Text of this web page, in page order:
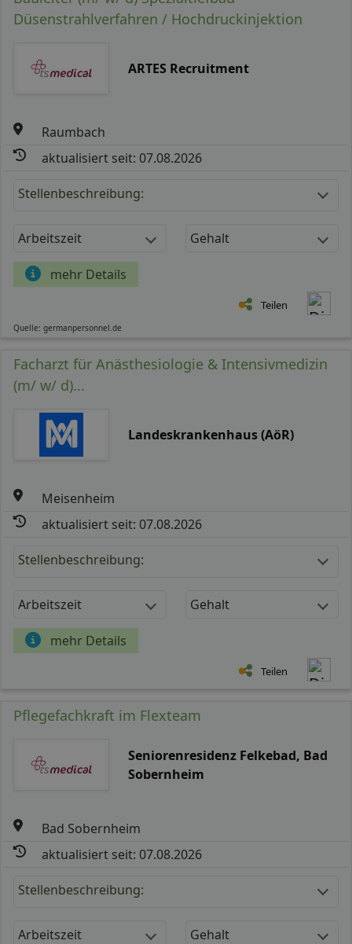
Düsenstrahlverfahren / Hochdruckinjektion
ARTES Recruitment
Raumbach
aktualisiert seit: 07.08.2026
Stellenbeschreibung:
Arbeitszeit Gehalt
mehr Details
Teilen
Quelle: germanpersonnel.de
Facharzt für Anästhesiologie & Intensivmedizin
(m/ w/ d)...
Landeskrankenhaus (AöR)
Meisenheim
aktualisiert seit: 07.08.2026
Stellenbeschreibung:
Arbeitszeit Gehalt
mehr Details
Teilen
Pflegefachkraft im Flexteam
Seniorenresidenz Felkebad, Bad
Sobernheim
Bad Sobernheim
aktualisiert seit: 07.08.2026
Stellenbeschreibung:
Arbeitszeit Gehalt